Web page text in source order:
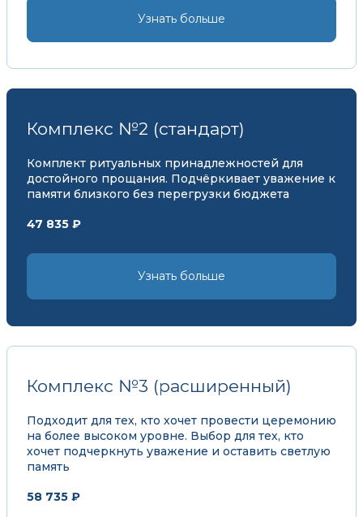
Узнать больше
Комплекс №2 (стандарт)
Комплект ритуальных принадлежностей для
достойного прощания. Подчёркивает уважение к
памяти близкого без перегрузки бюджета
47 835 ₽
Узнать больше
Комплекс №3 (расширенный)
Подходит для тех, кто хочет провести церемонию
на более высоком уровне. Выбор для тех, кто
хочет подчеркнуть уважение и оставить светлую
память
58 735 ₽